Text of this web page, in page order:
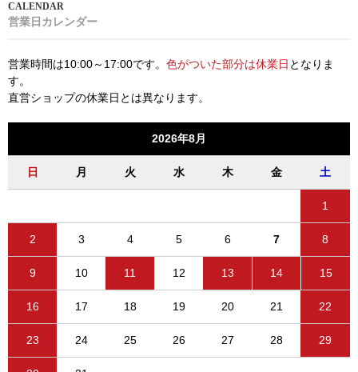
営業日カレンダー
営業時間は10:00～17:00です。 色がついた部分は休業日 となりま
す。
直営ショップの休業日とは異なります。
2026年8月
日 月 火 水 木 金 土
1
2 3 4 5 6 7 8
9 10 11 12 13 14 15
16 17 18 19 20 21 22
23 24 25 26 27 28 29